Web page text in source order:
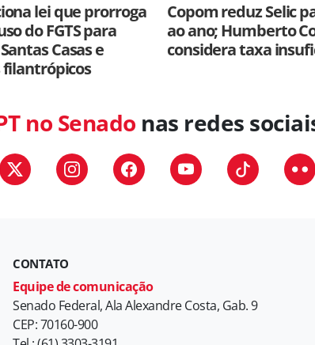
lei que prorroga
do FGTS para
Casas e
Copom reduz Selic
ao ano; Humberto
considera taxa
no Senado nas redes
CONTATO
Equipe de comunicação
Senado Federal, Ala Alexandre Costa, Gab. 9
CEP: 70160-900